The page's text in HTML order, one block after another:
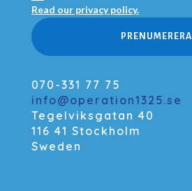
Read our privacy policy.
PRENUMERERA
070-331 77 75
info@operation1325.se
Tegelviksgatan 40
116 41 Stockholm
Sweden